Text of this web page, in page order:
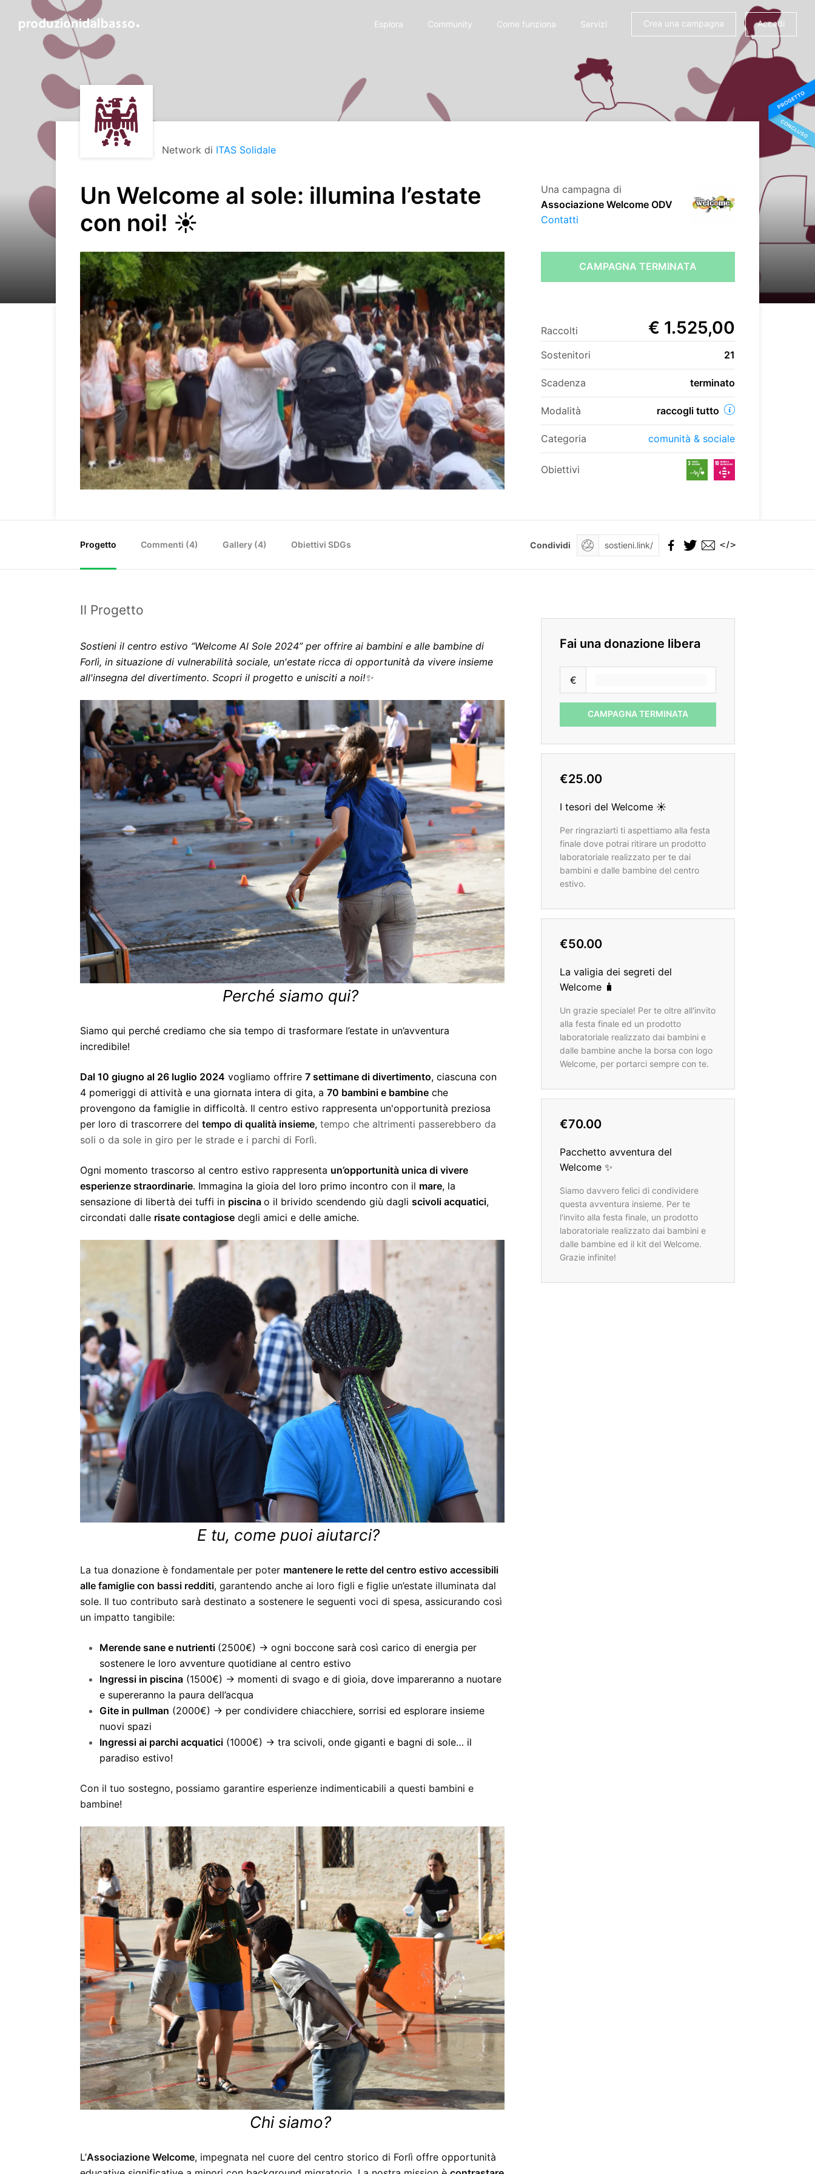
Esplora Community Come funziona Servizi Crea una campagna Accedi
Network di ITAS Solidale
Un Welcome al sole: illumina l’estate
con noi! ☀️
Una campagna di
Associazione Welcome ODV
Contatti
CAMPAGNA TERMINATA
Raccolti € 1.525,00
Sostenitori 21
Scadenza terminato
Modalità raccogli tutto
Categoria comunità & sociale
Obiettivi
Progetto Commenti (4) Gallery (4) Obiettivi SDGs Condividi </>
Il Progetto
Sostieni il centro estivo “Welcome Al Sole 2024” per offrire ai bambini e alle bambine di
Forlì, in situazione di vulnerabilità sociale, un'estate ricca di opportunità da vivere insieme
all'insegna del divertimento. Scopri il progetto e unisciti a noi!✨
Perché siamo qui?
Siamo qui perché crediamo che sia tempo di trasformare l’estate in un’avventura
incredibile!
Dal 10 giugno al 26 luglio 2024 vogliamo offrire 7 settimane di divertimento, ciascuna con
4 pomeriggi di attività e una giornata intera di gita, a 70 bambini e bambine che
provengono da famiglie in difficoltà. Il centro estivo rappresenta un'opportunità preziosa
per loro di trascorrere del tempo di qualità insieme, tempo che altrimenti passerebbero da
soli o da sole in giro per le strade e i parchi di Forlì.
Ogni momento trascorso al centro estivo rappresenta un’opportunità unica di vivere
esperienze straordinarie. Immagina la gioia del loro primo incontro con il mare, la
sensazione di libertà dei tuffi in piscina o il brivido scendendo giù dagli scivoli acquatici,
circondati dalle risate contagiose degli amici e delle amiche.
E tu, come puoi aiutarci?
La tua donazione è fondamentale per poter mantenere le rette del centro estivo accessibili
alle famiglie con bassi redditi, garantendo anche ai loro figli e figlie un’estate illuminata dal
sole. Il tuo contributo sarà destinato a sostenere le seguenti voci di spesa, assicurando così
un impatto tangibile:
Merende sane e nutrienti (2500€) → ogni boccone sarà così carico di energia per
sostenere le loro avventure quotidiane al centro estivo
Ingressi in piscina (1500€) → momenti di svago e di gioia, dove impareranno a nuotare
e supereranno la paura dell’acqua
Gite in pullman (2000€) → per condividere chiacchiere, sorrisi ed esplorare insieme
nuovi spazi
Ingressi ai parchi acquatici (1000€) → tra scivoli, onde giganti e bagni di sole… il
paradiso estivo!
Con il tuo sostegno, possiamo garantire esperienze indimenticabili a questi bambini e
bambine!
Chi siamo?
L’Associazione Welcome, impegnata nel cuore del centro storico di Forlì offre opportunità
Fai una donazione libera
€
CAMPAGNA TERMINATA
€25.00
I tesori del Welcome ☀️
Per ringraziarti ti aspettiamo alla festa
finale dove potrai ritirare un prodotto
laboratoriale realizzato per te dai
bambini e dalle bambine del centro
estivo.
€50.00
La valigia dei segreti del
Welcome 🧳
Un grazie speciale! Per te oltre all'invito
alla festa finale ed un prodotto
laboratoriale realizzato dai bambini e
dalle bambine anche la borsa con logo
Welcome, per portarci sempre con te.
€70.00
Pacchetto avventura del
Welcome ✨
Siamo davvero felici di condividere
questa avventura insieme. Per te
l'invito alla festa finale, un prodotto
laboratoriale realizzato dai bambini e
dalle bambine ed il kit del Welcome.
Grazie infinite!